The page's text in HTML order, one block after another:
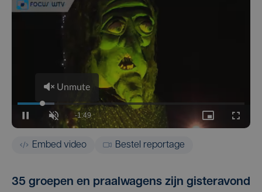
Embed video Bestel reportage
35 groepen en praalwagens zijn gisteravond